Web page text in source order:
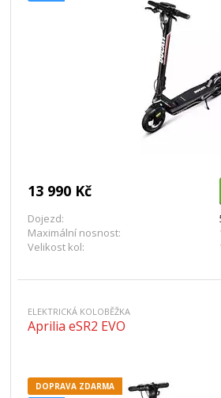
13 990 Kč
Dojezd:
Maximální nosnost:
Velikost kol:
ELEKTRICKÁ KOLOBĚŽKA
Aprilia eSR2 EVO
DOPRAVA ZDARMA